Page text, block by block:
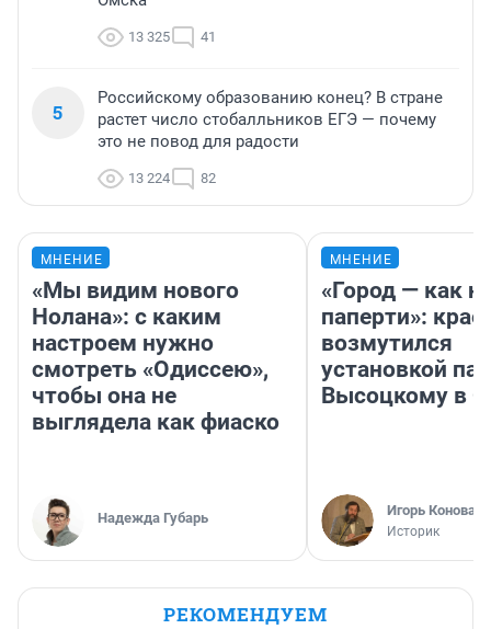
13 325 41
5
Российскому образованию конец? В стране
растет число стобалльников ЕГЭ — почему
это не повод для радости
13 224 82
МНЕНИЕ
«Мы видим нового
Нолана»: с каким
настроем нужно
смотреть «Одиссею»,
чтобы она не
выглядела как фиаско
Надежда Губарь
МНЕНИЕ
«Город — как
паперти»:
возмутился
установкой
Высоцкому в
Игорь
Историк
РЕКОМЕНДУЕМ